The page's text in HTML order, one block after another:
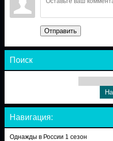
Отправить
Поиск
Навигация:
Однажды в России 1 сезон